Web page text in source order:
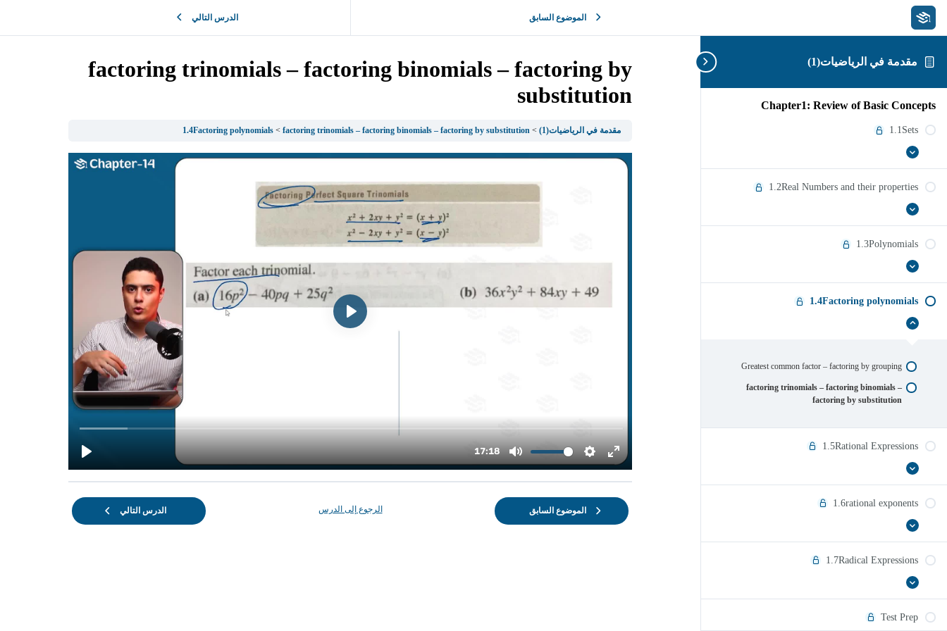
مقدمة في الرياضيات(1)
Chapter1: Review of Basic Concepts
1.1Sets
عرض
الكل
1.1Sets
1.2Real Numbers and their properties
عرض
الكل
Numbers
their
1.3Polynomials
عرض
الكل
1.3Polynomials
1.4Factoring polynomials
إخفاء
Greatest common factor – factoring by grouping
factoring trinomials – factoring binomials –
factoring by substitution
1.5Rational Expressions
عرض
الكل
Expressions
1.6rational exponents
عرض
الكل
exponents
1.7Radical Expressions
عرض
الكل
Expressions
Test Prep
الموضوع السابق الدرس التالي
factoring trinomials – factoring binomials – factoring by
substitution
مقدمة في الرياضيات(1) 1.4Factoring polynomials factoring trinomials – factoring binomials – factoring by substitution
الموضوع السابق الرجوع إلى الدرس الدرس التالي